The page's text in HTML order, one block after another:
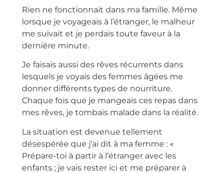
Rien ne fonctionnait dans ma famille. Même
lorsque je voyageais à l’étranger, le malheur
me suivait et je perdais toute faveur à la
dernière minute.
Je faisais aussi des rêves récurrents dans
lesquels je voyais des femmes âgées me
donner différents types de nourriture.
Chaque fois que je mangeais ces repas dans
mes rêves, je tombais malade dans la réalité.
La situation est devenue tellement
désespérée que j’ai dit à ma femme : «
Prépare-toi à partir à l’étranger avec les
enfants ; je vais rester ici et me préparer à